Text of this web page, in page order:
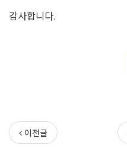
감사합니다.
이전글